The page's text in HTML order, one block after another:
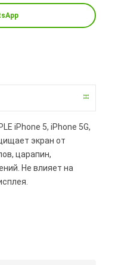
iPhone 5, iPhone 5G,
экран от
царапин,
Не влияет на